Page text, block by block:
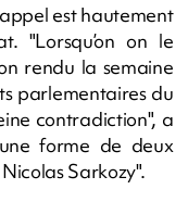
est hautement
"Lorsqu’on on le
rendu la semaine
parlementaires du
contradiction", a
forme de deux
Sarkozy".